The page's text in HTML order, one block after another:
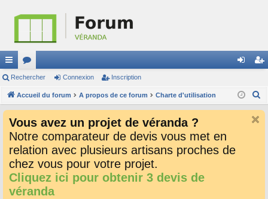
ac
co
ci
or
u
s
ne cri
Rechercher Connexion Inscription
Accueil du forum A propos de ce forum Charte d'utilisation
Vous avez un projet de véranda ?
Notre comparateur de devis vous met en
relation avec plusieurs artisans proches de
chez vous pour votre projet.
Cliquez ici pour obtenir 3 devis de
véranda